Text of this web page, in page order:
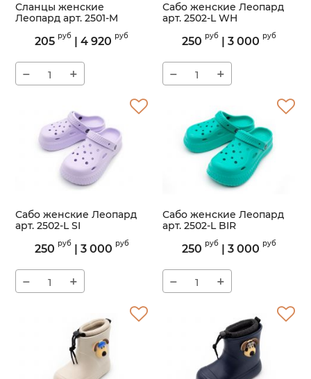
Сланцы женские
Леопард арт. 2501-M
2501-M
205 руб | 4 920 руб
− +
Сабо женские Леопард
арт. 2502-L WH
2502-L
250 руб| 3 000 руб
− +
Сабо женские Леопард
арт. 2502-L SI
2502-L
250 руб| 3 000 руб
− +
Сабо женские Леопард
арт. 2502-L BIR
2502-L
250 руб| 3 000 руб
− +